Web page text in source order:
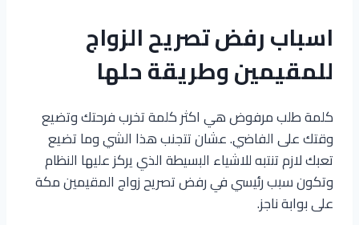
اسباب رفض تصريح الزواج
للمقيمين وطريقة حلها
كلمة طلب مرفوض هي اكثر كلمة تخرب فرحتك وتضيع
وقتك على الفاضي. عشان تتجنب هذا الشي وما تضيع
تعبك لازم تنتبه للاشياء البسيطة الذي يركز عليها النظام
وتكون سبب رئيسي في رفض تصريح زواج المقيمين مكة
على بوابة ناجز.